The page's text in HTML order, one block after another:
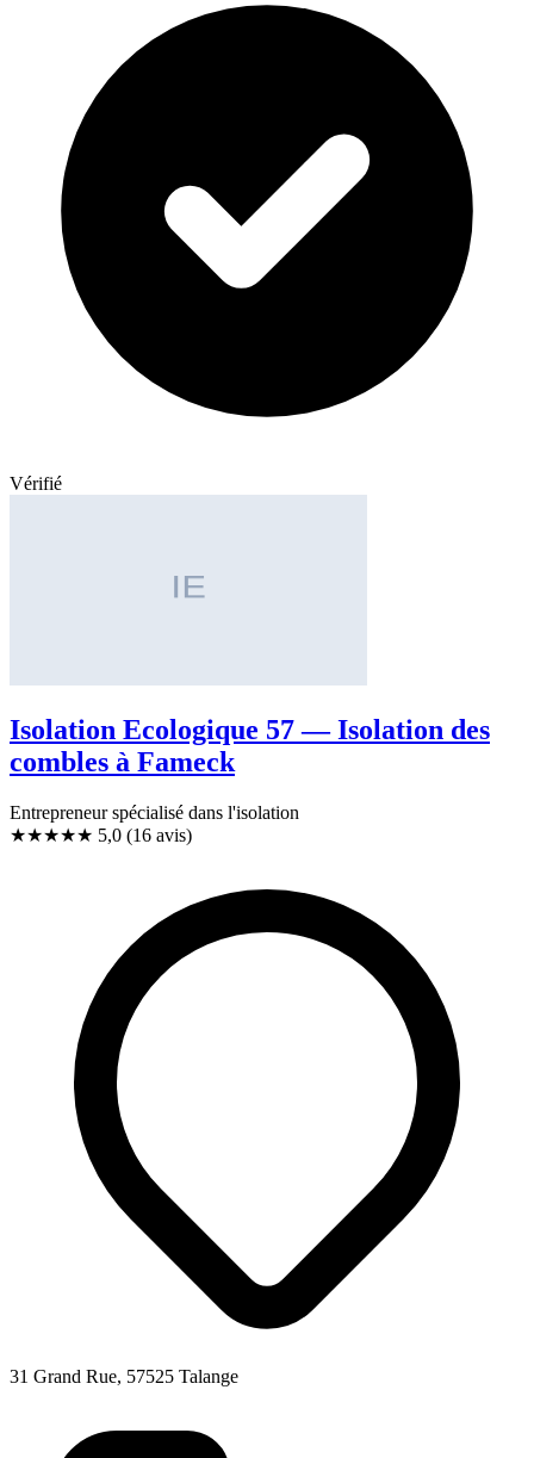
Vérifié
Isolation Ecologique 57 — Isolation des
combles à Fameck
Entrepreneur spécialisé dans l'isolation
★★★★★ 5,0 (16 avis)
31 Grand Rue, 57525 Talange